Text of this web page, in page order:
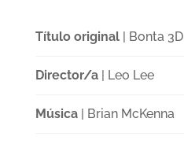
Título original| Bonta 3D
Director/a| Leo Lee
Música| Brian McKenna